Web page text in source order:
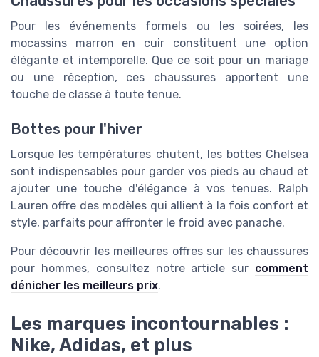
Pour les événements formels ou les soirées, les
mocassins marron en cuir constituent une option
élégante et intemporelle. Que ce soit pour un mariage
ou une réception, ces chaussures apportent une
touche de classe à toute tenue.
Bottes pour l'hiver
Lorsque les températures chutent, les bottes Chelsea
sont indispensables pour garder vos pieds au chaud et
ajouter une touche d'élégance à vos tenues. Ralph
Lauren offre des modèles qui allient à la fois confort et
style, parfaits pour affronter le froid avec panache.
Pour découvrir les meilleures offres sur les chaussures
pour hommes, consultez notre article sur comment
dénicher les meilleurs prix.
Les marques incontournables :
Nike, Adidas, et plus